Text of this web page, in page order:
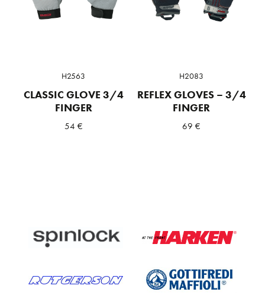
H2563
CLASSIC GLOVE 3/4
FINGER
54 €
H2083
REFLEX GLOVES – 3/4
FINGER
69€